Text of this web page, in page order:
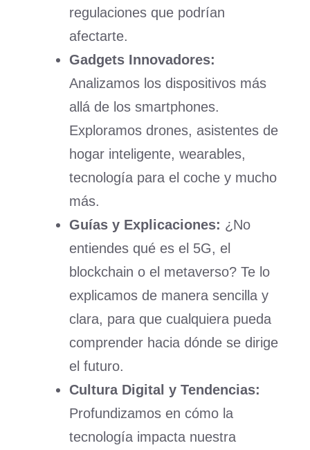
regulaciones que podrían
afectarte.
Gadgets Innovadores:
Analizamos los dispositivos más
allá de los smartphones.
Exploramos drones, asistentes de
hogar inteligente, wearables,
tecnología para el coche y mucho
más.
Guías y Explicaciones: ¿No
entiendes qué es el 5G, el
blockchain o el metaverso? Te lo
explicamos de manera sencilla y
clara, para que cualquiera pueda
comprender hacia dónde se dirige
el futuro.
Cultura Digital y Tendencias:
Profundizamos en cómo la
tecnología impacta nuestra